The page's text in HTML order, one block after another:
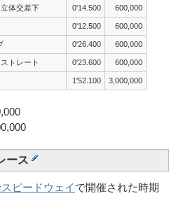
体交差下 0'14.500 600,000
0'12.500 600,000
0'26.400 600,000
トレート 0'23.600 600,000
1'52.100 3,000,000
ース
ピードウェイで開催された時期